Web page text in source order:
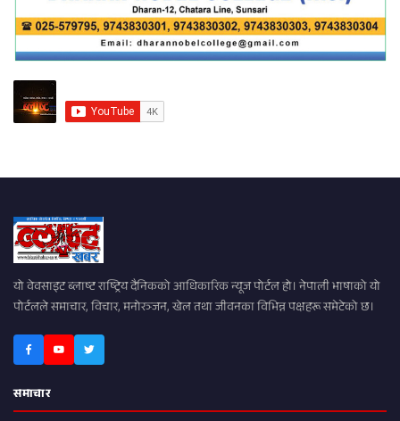
यो वेवसाइट ब्लाष्ट राष्ट्रिय दैनिकको आधिकारिक न्यूज पोर्टल हो। नेपाली भाषाको यो
पोर्टलले समाचार, विचार, मनोरञ्जन, खेल तथा जीवनका विभिन्न पक्षहरू समेटेको छ।
समाचार